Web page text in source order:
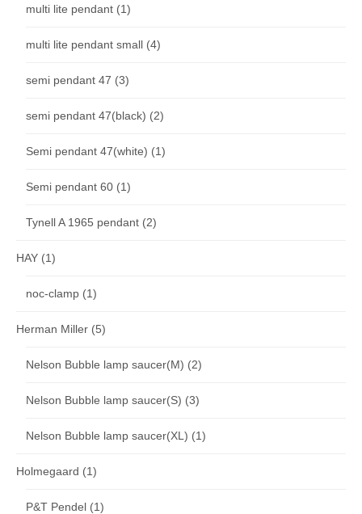
multi lite pendant (1)
multi lite pendant small (4)
semi pendant 47 (3)
semi pendant 47(black) (2)
Semi pendant 47(white) (1)
Semi pendant 60 (1)
Tynell A 1965 pendant (2)
HAY (1)
noc-clamp (1)
Herman Miller (5)
Nelson Bubble lamp saucer(M) (2)
Nelson Bubble lamp saucer(S) (3)
Nelson Bubble lamp saucer(XL) (1)
Holmegaard (1)
P&T Pendel (1)